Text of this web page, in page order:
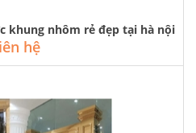
khung nhôm rẻ đẹp tại hà nội
hệ